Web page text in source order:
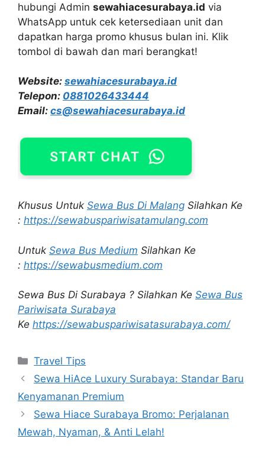
hubungi Admin sewahiacesurabaya.id via
WhatsApp untuk cek ketersediaan unit dan
dapatkan harga promo khusus bulan ini. Klik
tombol di bawah dan mari berangkat!
Website: sewahiacesurabaya.id
Telepon: 0881026433444
Email: cs@sewahiacesurabaya.id
Khusus Untuk Sewa Bus Di Malang Silahkan Ke
: https://sewabuspariwisatamulang.com
Untuk Sewa Bus Medium Silahkan Ke
: https://sewabusmedium.com
Sewa Bus Di Surabaya ? Silahkan Ke Sewa Bus
Pariwisata Surabaya
Ke https://sewabuspariwisatasurabaya.com/
Travel Tips
Sewa HiAce Luxury Surabaya: Standar Baru
Kenyamanan Premium
Sewa Hiace Surabaya Bromo: Perjalanan
Mewah, Nyaman, & Anti Lelah!